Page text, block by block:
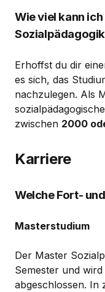
Wie viel kann
Erhoffst du dir
es sich, das
nachzulegen. Als
zwischen 2000
Karriere
Welche Fort-
Masterstudium
Der Master
Semester und wird
abgeschlossen. In